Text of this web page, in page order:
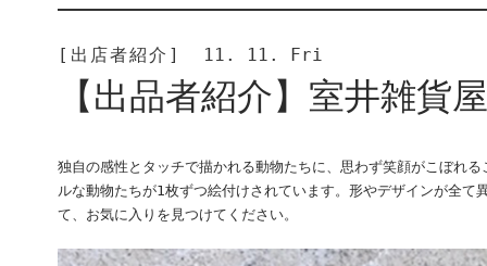
[出店者紹介] 11. 11. Fri
【出品者紹介】室井雑貨屋
独自の感性とタッチで描かれる動物たちに、思わず笑顔がこぼれ
ルな動物たちが1枚ずつ絵付けされています。形やデザインが全
て、お気に入りを見つけてください。